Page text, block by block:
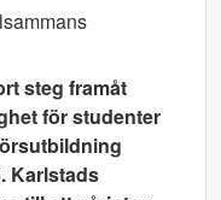
steg framåt
för studenter
Karlstads